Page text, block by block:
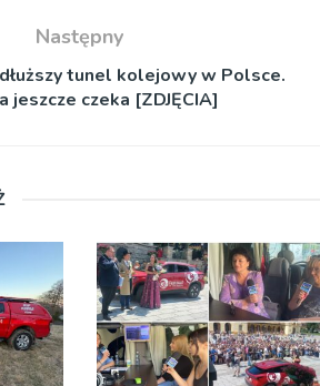
Następny
tunel kolejowy w Polsce.
jeszcze czeka [ZDJĘCIA]